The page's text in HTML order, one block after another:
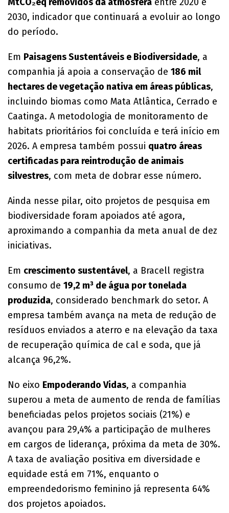
2030, indicador que continuará a evoluir ao longo
do período.
Em Paisagens Sustentáveis e Biodiversidade, a
companhia já apoia a conservação de 186 mil
hectares de vegetação nativa em áreas públicas,
incluindo biomas como Mata Atlântica, Cerrado e
Caatinga. A metodologia de monitoramento de
habitats prioritários foi concluída e terá início em
2026. A empresa também possui quatro áreas
certificadas para reintrodução de animais
silvestres, com meta de dobrar esse número.
Ainda nesse pilar, oito projetos de pesquisa em
biodiversidade foram apoiados até agora,
aproximando a companhia da meta anual de dez
iniciativas.
Em crescimento sustentável, a Bracell registra
consumo de 19,2 m³ de água por tonelada
produzida, considerado benchmark do setor. A
empresa também avança na meta de redução de
resíduos enviados a aterro e na elevação da taxa
de recuperação química de cal e soda, que já
alcança 96,2%.
No eixo Empoderando Vidas, a companhia
superou a meta de aumento de renda de famílias
beneficiadas pelos projetos sociais (21%) e
avançou para 29,4% a participação de mulheres
em cargos de liderança, próxima da meta de 30%.
A taxa de avaliação positiva em diversidade e
equidade está em 71%, enquanto o
empreendedorismo feminino já representa 64%
dos projetos apoiados.